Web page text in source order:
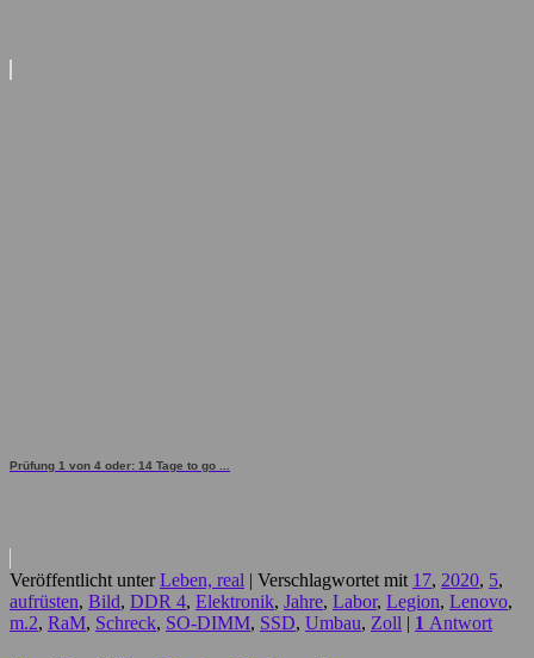
Prüfung 1 von 4 oder: 14 Tage to go ...
Veröffentlicht unter Leben, real | Verschlagwortet mit 17, 2020, 5,
aufrüsten, Bild, DDR 4, Elektronik, Jahre, Labor, Legion, Lenovo,
m.2, RaM, Schreck, SO-DIMM, SSD, Umbau, Zoll | 1 Antwort